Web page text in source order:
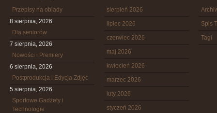
Przepisy na obiady
8 sierpnia, 2026
Dla seniorów
7 sierpnia, 2026
Nowości i Premiery
6 sierpnia, 2026
Postprodukcja i Edycja Zdjęć
5 sierpnia, 2026
Sportowe Gadżety i
Technologie
sierpień 2026
lipiec 2026
czerwiec 2026
maj 2026
kwiecień 2026
marzec 2026
luty 2026
styczeń 2026
Spis
Tagi